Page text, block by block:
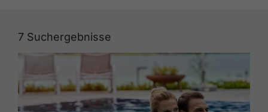
7 Suchergebnisse